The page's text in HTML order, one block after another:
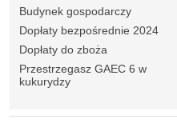
Budynek gospodarczy
Dopłaty bezpośrednie 2024
Dopłaty do zboża
Przestrzegasz GAEC 6 w
kukurydzy